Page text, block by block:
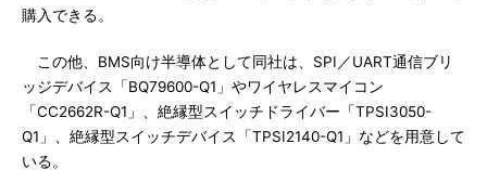
購入できる。
この他、BMS向け半導体として同社は、SPI／UART通信ブリ
ッジデバイス「BQ79600-Q1」やワイヤレスマイコン
「CC2662R-Q1」、絶縁型スイッチドライバー「TPSI3050-
Q1」、絶縁型スイッチデバイス「TPSI2140-Q1」などを用意して
いる。